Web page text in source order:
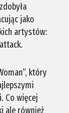
jako
artystów:
który
Co więcej
ale również